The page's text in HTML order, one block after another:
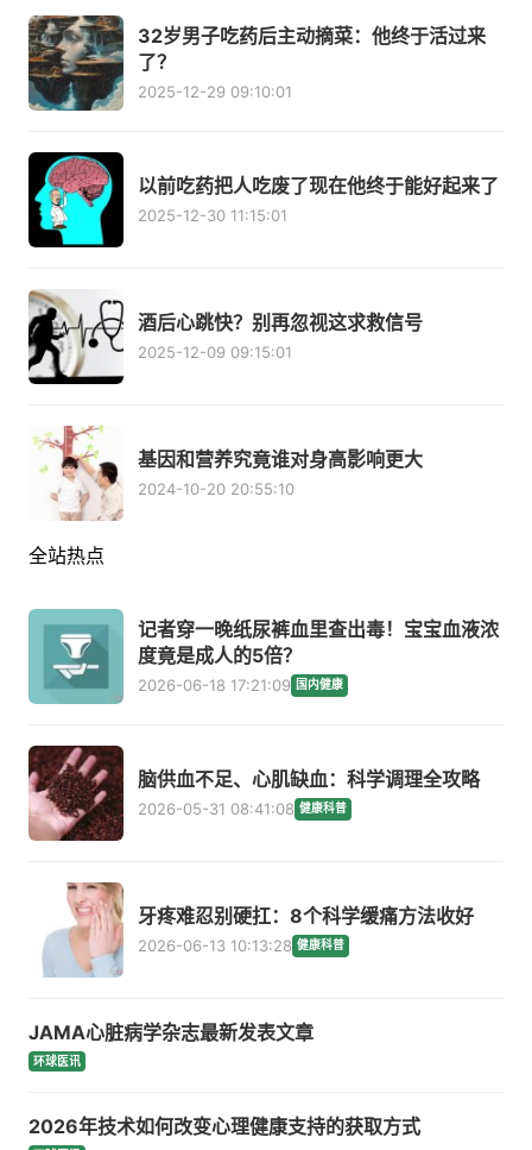
32岁男子吃药后主动摘菜：他终于活过来
了？
2025-12-29 09:10:01
以前吃药把人吃废了现在他终于能好起来了
2025-12-30 11:15:01
酒后心跳快？别再忽视这求救信号
2025-12-09 09:15:01
基因和营养究竟谁对身高影响更大
2024-10-20 20:55:10
全站热点
记者穿一晚纸尿裤血里查出毒！宝宝血液浓
度竟是成人的5倍？
2026-06-18 17:21:09 国内健康
脑供血不足、心肌缺血：科学调理全攻略
2026-05-31 08:41:08 健康科普
牙疼难忍别硬扛：8个科学缓痛方法收好
2026-06-13 10:13:28 健康科普
JAMA心脏病学杂志最新发表文章
环球医讯
2026年技术如何改变心理健康支持的获取方式